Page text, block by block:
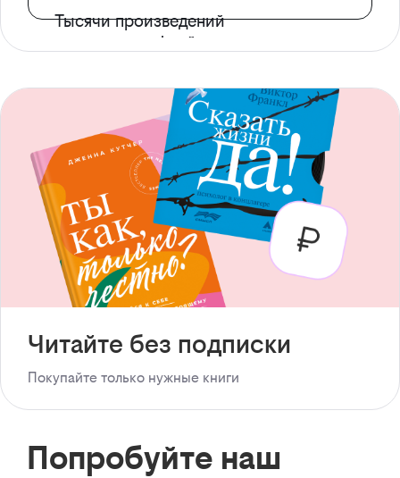
Тысячи произведений
с доступом офлайн
Читайте без подписки
Покупайте только нужные книги
Попробуйте наш